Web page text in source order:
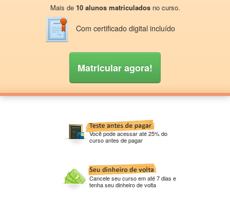
Mais de 10 alunos matriculadosno curso.
Com certificado digital incluído
Matricular agora!
Você pode acessar até 25% do
curso antes de pagar
Cancele seu curso em até 7 dias e
tenha seu dinheiro de volta